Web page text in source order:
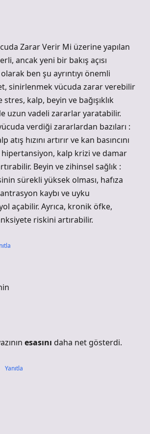
Zarar Verir Mi üzerine yapılan
ancak yeni bir bakış açısı
ben şu ayrıntıyı önemli
sinirlenmek vücuda zarar verebilir
kalp, beyin ve bağışıklık
uzun vadeli zararlar yaratabilir.
verdiği zararlardan bazıları :
atış hızını artırır ve kan basıncını
kalp krizi ve damar
Beyin ve zihinsel sağlık :
sürekli yüksek olması, hafıza
kaybı ve uyku
açabilir. Ayrıca, kronik öfke,
riskini artırabilir.
esasını daha net gösterdi.
Yanıtla